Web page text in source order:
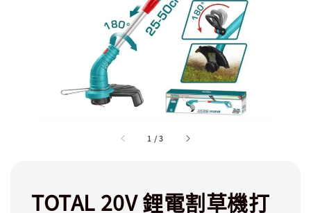
1 /3
TOTAL 20V 鋰電割草機打